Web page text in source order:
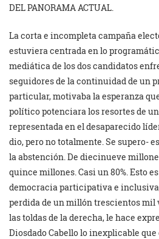
DEL PANORAMA ACTUAL.
La corta e incompleta campaña
estuviera centrada en lo
mediática de los dos candidatos
seguidores de la continuidad de un
particular, motivaba la esperanza
político potenciara los resortes de
representada en el desaparecido
dio, pero no totalmente. Se supero-
la abstención. De diecinueve
quince millones. Casi un 80%. Esto
democracia participativa e
perdida de un millón trescientos mil
las toldas de la derecha, le hace
Diosdado Cabello lo inexplicable